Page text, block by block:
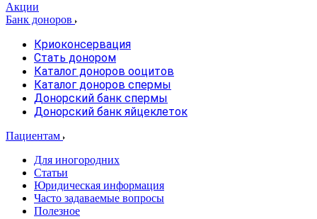
Акции
Банк доноров
Криоконсервация
Стать донором
Каталог доноров ооцитов
Каталог доноров спермы
Донорский банк спермы
Донорский банк яйцеклеток
Пациентам
Для иногородних
Статьи
Юридическая информация
Часто задаваемые вопросы
Полезное